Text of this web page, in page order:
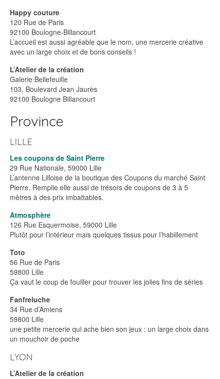
Happy couture
120 Rue de Paris
92100 Boulogne-Billancourt
L’accueil est aussi agréable que le nom, une mercerie créative
avec un large choix et de bons conseils !
L’Atelier de la création
Galerie Bellefeuille
103, Boulevard Jean Jaurès
92100 Boulogne Billancourt
Province
LILLE
Les coupons de Saint Pierre
29 Rue Nationale, 59000 Lille
L’antenne Lilloise de la boutique des Coupons du marché Saint
Pierre. Remplie elle aussi de trésors de coupons de 3 à 5
mètres à des prix imbattables.
Atmosphère
126 Rue Esquermoise, 59000 Lille
Plutôt pour l’intérieur mais quelques tissus pour l’habillement
Toto
56 Rue de Paris
59800 Lille
Ça vaut le coup de fouiller pour trouver les jolies fins de séries
Fanfreluche
34 Rue d’Amiens
59800 Lille
une petite mercerie qui ache bien son jeux : un large choix dans
un mouchoir de poche
LYON
L’Atelier de la création